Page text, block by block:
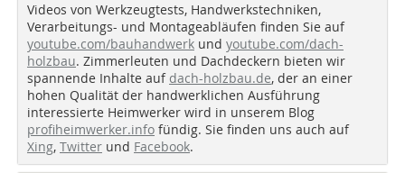
Videos von Werkzeugtests, Handwerkstechniken,
Verarbeitungs- und Montageabläufen finden Sie auf
youtube.com/bauhandwerk und youtube.com/dach-
holzbau. Zimmerleuten und Dachdeckern bieten wir
spannende Inhalte auf dach-holzbau.de, der an einer
hohen Qualität der handwerklichen Ausführung
interessierte Heimwerker wird in unserem Blog
profiheimwerker.info fündig. Sie finden uns auch auf
Xing, Twitter und Facebook.